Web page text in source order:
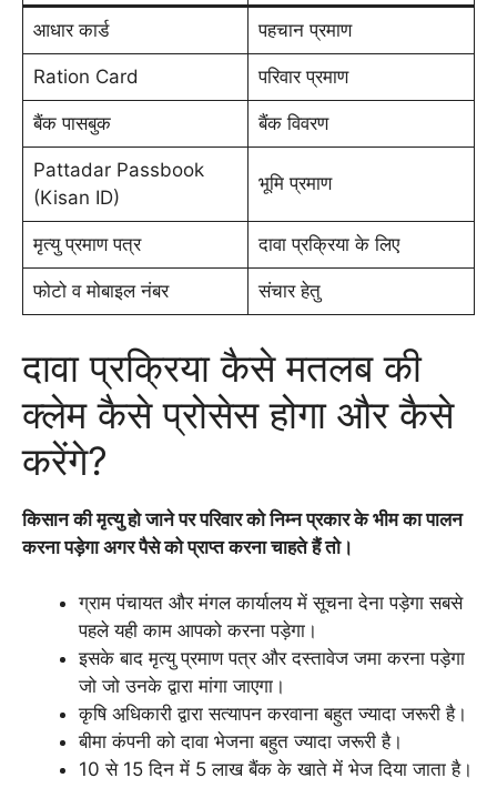
आधार कार्ड पहचान प्रमाण
Ration Card परिवार प्रमाण
बैंक पासबुक बैंक विवरण
Pattadar Passbook
(Kisan ID)
भूमि प्रमाण
मृत्यु प्रमाण पत्र दावा प्रक्रिया के लिए
फोटो व मोबाइल नंबर संचार हेतु
दावा प्रक्रिया कैसे मतलब की
क्लेम कैसे प्रोसेस होगा और कैसे
करेंगे?
किसान की मृत्यु हो जाने पर परिवार को निम्न प्रकार के भीम का पालन
करना पड़ेगा अगर पैसे को प्राप्त करना चाहते हैं तो।
ग्राम पंचायत और मंगल कार्यालय में सूचना देना पड़ेगा सबसे
पहले यही काम आपको करना पड़ेगा।
इसके बाद मृत्यु प्रमाण पत्र और दस्तावेज जमा करना पड़ेगा
जो जो उनके द्वारा मांगा जाएगा।
कृषि अधिकारी द्वारा सत्यापन करवाना बहुत ज्यादा जरूरी है।
बीमा कंपनी को दावा भेजना बहुत ज्यादा जरूरी है।
10 से 15 दिन में 5 लाख बैंक के खाते में भेज दिया जाता है।